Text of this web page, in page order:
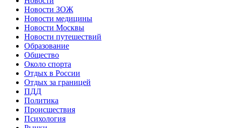
Новости ЗОЖ
Новости медицины
Новости Москвы
Новости путешествий
Образование
Общество
Около спорта
Отдых в России
Отдых за границей
ПДД
Политика
Происшествия
Психология